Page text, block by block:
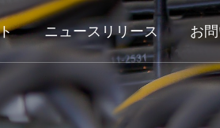
ニュースリリース お